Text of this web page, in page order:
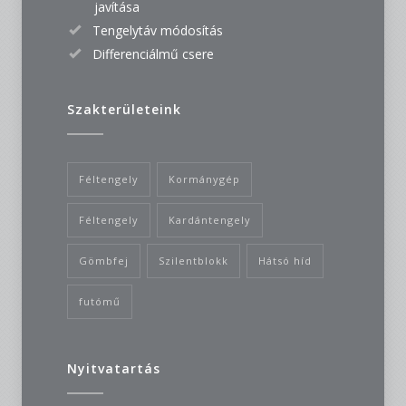
javítása
Tengelytáv módosítás
Differenciálmű csere
Szakterületeink
Féltengely Kormánygép
Féltengely Kardántengely
Gömbfej Szilentblokk Hátsó híd
futómű
Nyitvatartás